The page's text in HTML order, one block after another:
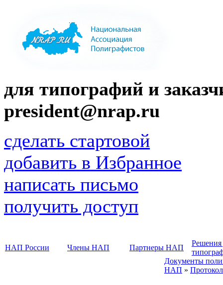
для типографий и
president@nrap.ru
сделать стартовой
добавить в Избранное
написать письмо
получить доступ
НАП России Члены НАП Партнеры НАП
Решения
Документы
НАП »